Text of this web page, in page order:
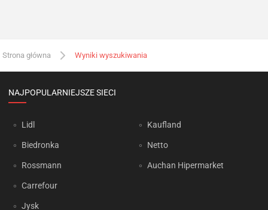
Strona główna Wyniki wyszukiwania
NAJPOPULARNIEJSZE SIECI
Lidl
Biedronka
Rossmann
Carrefour
Jysk
Kaufland
Netto
Auchan Hipermarket